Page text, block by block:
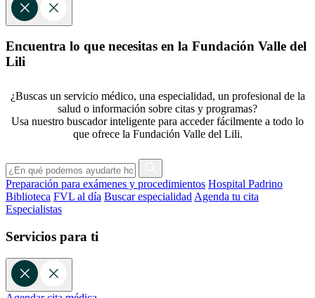
Encuentra lo que necesitas en la Fundación Valle del
Lili
¿Buscas un servicio médico, una especialidad, un profesional de la
salud o información sobre citas y programas?
Usa nuestro buscador inteligente para acceder fácilmente a todo lo
que ofrece la Fundación Valle del Lili.
Preparación para exámenes y procedimientos Hospital Padrino
Biblioteca FVL al día Buscar especialidad Agenda tu cita
Especialistas
Servicios para ti